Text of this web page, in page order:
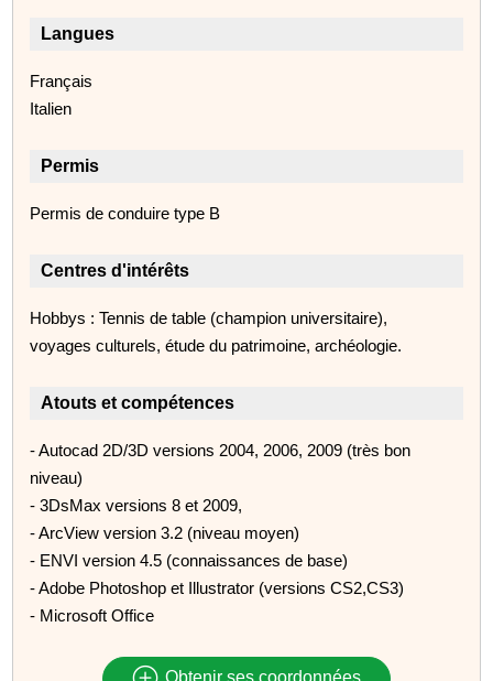
Langues
Français
Italien
Permis
Permis de conduire type B
Centres d'intérêts
Hobbys : Tennis de table (champion universitaire),
voyages culturels, étude du patrimoine, archéologie.
Atouts et compétences
- Autocad 2D/3D versions 2004, 2006, 2009 (très bon
niveau)
- 3DsMax versions 8 et 2009,
- ArcView version 3.2 (niveau moyen)
- ENVI version 4.5 (connaissances de base)
- Adobe Photoshop et Illustrator (versions CS2,CS3)
- Microsoft Office
Obtenir ses coordonnées